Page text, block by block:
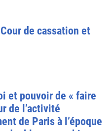
de cassation et
et pouvoir de « faire
de l’activité
de Paris à l’époque